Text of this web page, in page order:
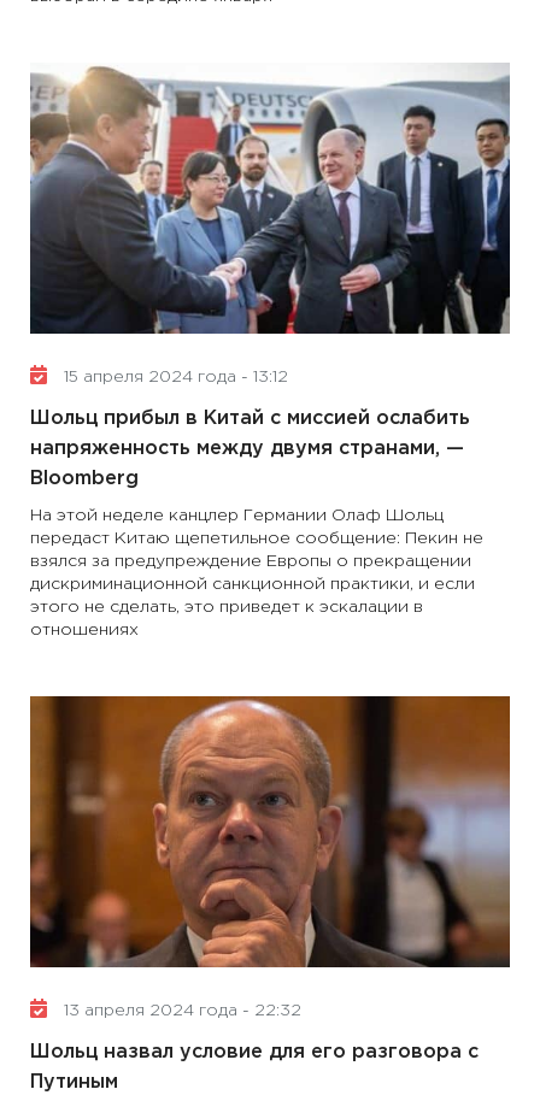
15 апреля 2024 года - 13:12
Шольц прибыл в Китай с миссией ослабить
напряженность между двумя странами, —
Bloomberg
На этой неделе канцлер Германии Олаф Шольц
передаст Китаю щепетильное сообщение: Пекин не
взялся за предупреждение Европы о прекращении
дискриминационной санкционной практики, и если
этого не сделать, это приведет к эскалации в
отношениях
13 апреля 2024 года - 22:32
Шольц назвал условие для его разговора с
Путиным